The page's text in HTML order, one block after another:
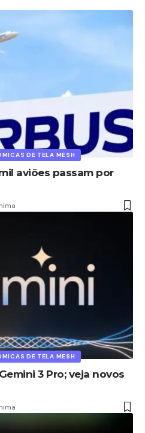
DE TELA MESH
aviões passam por
DE TELA MESH
3 Pro; veja novos